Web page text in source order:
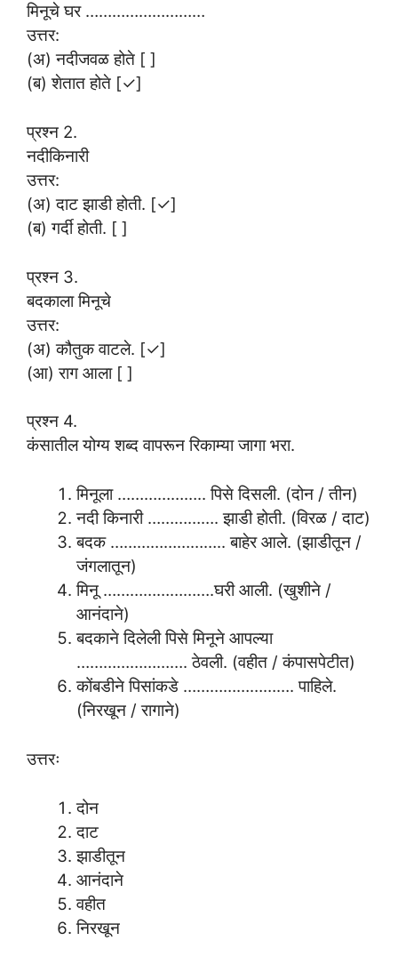
मिनूचे घर ………………………
उत्तर:
(अ) नदीजवळ होते [ ]
(ब) शेतात होते [✓]
प्रश्न 2.
नदीकिनारी
उत्तर:
(अ) दाट झाडी होती. [✓]
(ब) गर्दी होती. [ ]
प्रश्न 3.
बदकाला मिनूचे
उत्तर:
(अ) कौतुक वाटले. [✓]
(आ) राग आला [ ]
प्रश्न 4.
कंसातील योग्य शब्द वापरून रिकाम्या जागा भरा.
मिनूला ……………….. पिसे दिसली. (दोन / तीन)
नदी किनारी ……………. झाडी होती. (विरळ / दाट)
बदक …………………….. बाहेर आले. (झाडीतून /
जंगलातून)
मिनू …………………….घरी आली. (खुशीने /
आनंदाने)
बदकाने दिलेली पिसे मिनूने आपल्या
……………………. ठेवली. (वहीत / कंपासपेटीत)
कोंबडीने पिसांकडे ……………………. पाहिले.
(निरखून / रागाने)
उत्तरः
दोन
दाट
झाडीतून
आनंदाने
वहीत
निरखून